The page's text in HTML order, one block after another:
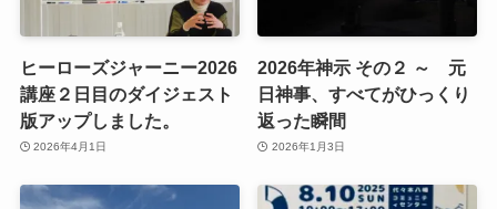
ヒーローズジャーニー2026
講座２日目のダイジェスト
版アップしました。
2026年4月1日
2026年神示 その２ ～ 元
日神事、すべてがひっくり
返った瞬間
2026年1月3日